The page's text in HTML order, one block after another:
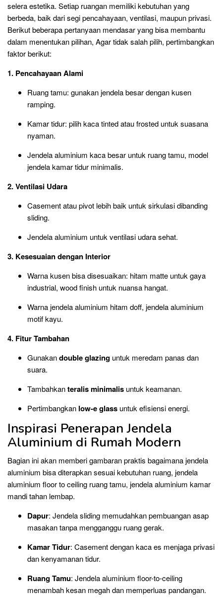
selera estetika. Setiap ruangan memiliki kebutuhan yang
berbeda, baik dari segi pencahayaan, ventilasi, maupun privasi.
Berikut beberapa pertanyaan mendasar yang bisa membantu
dalam menentukan pilihan, Agar tidak salah pilih, pertimbangkan
faktor berikut:
1. Pencahayaan Alami
Ruang tamu: gunakan jendela besar dengan kusen
ramping.
Kamar tidur: pilih kaca tinted atau frosted untuk suasana
nyaman.
Jendela aluminium kaca besar untuk ruang tamu, model
jendela kamar tidur minimalis.
2. Ventilasi Udara
Casement atau pivot lebih baik untuk sirkulasi dibanding
sliding.
Jendela aluminium untuk ventilasi udara sehat.
3. Kesesuaian dengan Interior
Warna kusen bisa disesuaikan: hitam matte untuk gaya
industrial, wood finish untuk nuansa hangat.
Warna jendela aluminium hitam doff, jendela aluminium
motif kayu.
4. Fitur Tambahan
Gunakandouble glazing untuk meredam panas dan
suara.
Tambahkanteralis minimalis untuk keamanan.
Pertimbangkan low-e glass untuk efisiensi energi.
Inspirasi Penerapan Jendela
Aluminium di Rumah Modern
Bagian ini akan memberi gambaran praktis bagaimana jendela
aluminium bisa diterapkan sesuai kebutuhan ruang, jendela
aluminium floor to ceiling ruang tamu, jendela aluminium kamar
mandi tahan lembap.
Dapur: Jendela sliding memudahkan pembuangan asap
masakan tanpa mengganggu ruang gerak.
Kamar Tidur: Casement dengan kaca es menjaga privasi
dan kenyamanan tidur.
Ruang Tamu: Jendela aluminium floor-to-ceiling
menambah kesan megah dan memperluas pandangan.